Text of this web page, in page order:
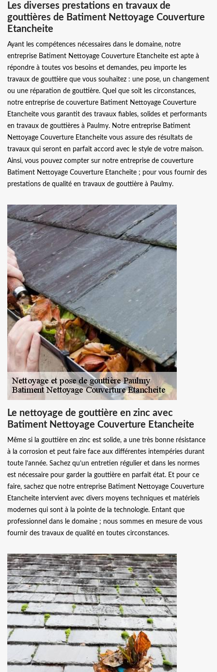
Les diverses prestations en travaux de
gouttières de Batiment Nettoyage Couverture
Etancheite
Ayant les compétences nécessaires dans le domaine, notre
entreprise Batiment Nettoyage Couverture Etancheite est apte à
répondre à toutes vos besoins et demandes, peu importe les
travaux de gouttière que vous souhaitez : une pose, un changement
ou une réparation de gouttière. Quel que soit les circonstances,
notre entreprise de couverture Batiment Nettoyage Couverture
Etancheite vous garantit des travaux fiables, solides et performants
en travaux de gouttières à Paulmy. Notre entreprise Batiment
Nettoyage Couverture Etancheite vous assure des résultats de
travaux qui seront en parfait accord avec le style de votre maison.
Ainsi, vous pouvez compter sur notre entreprise de couverture
Batiment Nettoyage Couverture Etancheite ; pour vous fournir des
prestations de qualité en travaux de gouttière à Paulmy.
Le nettoyage de gouttière en zinc avec
Batiment Nettoyage Couverture Etancheite
Même si la gouttière en zinc est solide, a une très bonne résistance
à la corrosion et peut faire face aux différentes intempéries durant
toute l’année. Sachez qu’un entretien régulier et dans les normes
est nécessaire pour garder la gouttière en parfait état. Et pour ce
faire, sachez que notre entreprise Batiment Nettoyage Couverture
Etancheite intervient avec divers moyens techniques et matériels
modernes qui sont à la pointe de la technologie. Entant que
professionnel dans le domaine ; nous sommes en mesure de vous
fournir des travaux de qualité en toutes circonstances.